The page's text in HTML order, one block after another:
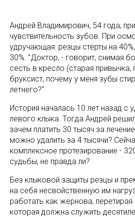
Андрей Владимирович, 54 года,
чувствительность зубов. При
удручающая: резцы стёрты на
30%. "Доктор, - говорит, снимая
сесть в кресло (старая привычка,
бруксист, почему у меня зубы
летнего?"
История началась 10 лет назад с
левого клыка. Тогда Андрей
зачем платить 30 тысяч за
можно удалить за 4 тысячи?
комплексное протезирование -
судьбы, не правда ли?
Без клыковой защиты резцы и
на себя несвойственную им
работать как жернова,
которая должна служить